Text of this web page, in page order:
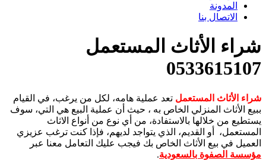
المدونة
الاتصال بنا
شراء الأثاث المستعمل
0533615107
شراء الأثاث المستعمل تعد عملية هامه، لكل من يرغب، في القيام
ببيع الأثاث المنزلي الخاص به ، حيث أن عملية البيع هي التي، سوف
يستطيع من خلالها بالاستفادة، من أي نوع من أنواع الاثاث
المستعمل، أو القديم، الذي يتواجد لديهم، فإذا كنت ترغب عزيزي
العميل في بيع الأثاث الخاص بك فيجب عليك التعامل معنا عبر
مؤسسة الصفوة بالسعودية.